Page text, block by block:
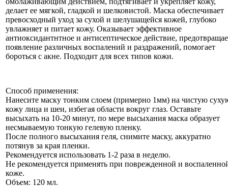
делает ее мягкой, гладкой и шелковистой. Маска обеспечивает
превосходный уход за сухой и шелушащейся кожей, глубоко
увлажняет и питает кожу. Оказывает эффективное
антиоксидантнтное и антисептическое действие,
появление различных воспалений и раздражений, помогает
бороться с акне. Подходит для всех типов кожи.
Способ применения:
Нанесите маску тонким слоем (примерно 1мм) на чистую
кожу лица и шеи, избегая области вокруг глаз. Оставьте
высыхать на 10-20 минут, по мере высыхания маска образует
несмываемую тонкую гелевую пленку.
После полного высыхания геля, снимите маску, аккуратно
потянув за края пленки.
Рекомендуется использовать 1-2 раза в неделю.
Не рекомендуется применять при поврежденной и
коже.
Объем: 120 мл.